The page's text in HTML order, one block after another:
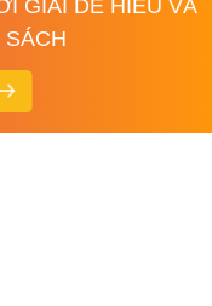
GIẢI DỄ HIỂU VÀ
SÁCH